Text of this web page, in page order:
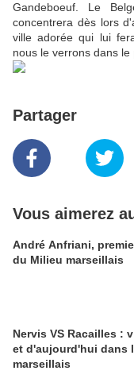
Gandeboeuf. Le
concentrera dès lors
ville adorée qui lui
nous le verrons dans le
Partager
Vous aimerez
André Anfriani,
du Milieu marseillais
Nervis VS Racailles :
et d'aujourd'hui dans
marseillais